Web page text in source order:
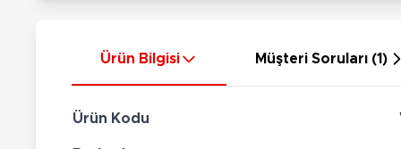
Ürün Bilgisi Müşteri Soruları (1)
Ürün Kodu